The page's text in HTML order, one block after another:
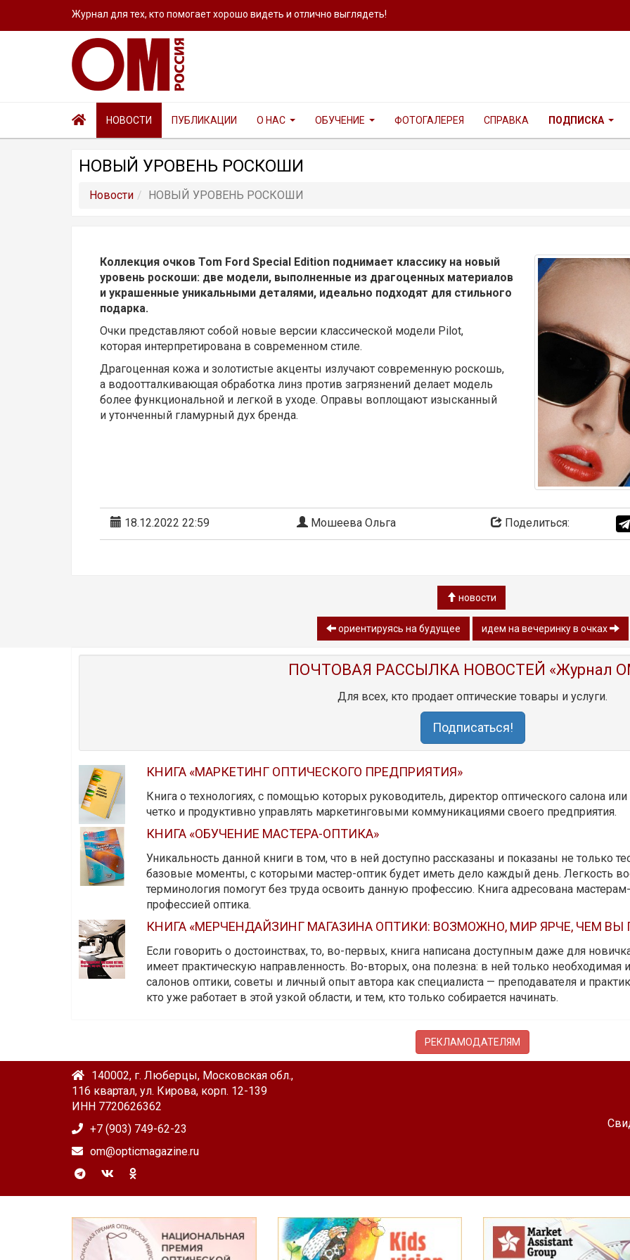
Журнал для тех, кто помогает хорошо видеть и отлично выглядеть!
НОВОСТИ ПУБЛИКАЦИИ О НАС ОБУЧЕНИЕ ФОТОГАЛЕРЕЯ СПРАВКА ПОДПИСКА
НОВЫЙ УРОВЕНЬ РОСКОШИ
Новости НОВЫЙ УРОВЕНЬ РОСКОШИ
Коллекция очков Tom Ford Special Edition поднимает классику на новый
уровень роскоши: две модели, выполненные из драгоценных материалов
и украшенные уникальными деталями, идеально подходят для стильного
подарка.
Очки представляют собой новые версии классической модели Pilot,
которая интерпретирована в современном стиле.
Драгоценная кожа и золотистые акценты излучают современную роскошь,
а водоотталкивающая обработка линз против загрязнений делает модель
более функциональной и легкой в ​​уходе. Оправы воплощают изысканный
и утонченный гламурный дух бренда.
18.12.2022 22:59 Мошеева Ольга Поделиться:
новости
ориентируясь на будущее идем на вечеринку в очках
ПОЧТОВАЯ РАССЫЛКА НОВОСТЕЙ «Журнал
Для всех, кто продает оптические товары и услуги.
Подписаться!
КНИГА «МАРКЕТИНГ ОПТИЧЕСКОГО ПРЕДПРИЯТИЯ»
Книга о технологиях, с помощью которых руководитель, директор оптического салона
четко и продуктивно управлять маркетинговыми коммуникациями своего предприятия.
КНИГА «ОБУЧЕНИЕ МАСТЕРА-ОПТИКА»
Уникальность данной книги в том, что в ней доступно рассказаны и показаны не только
базовые моменты, с которыми мастер-оптик будет иметь дело каждый день. Легкость
терминология помогут без труда освоить данную профессию. Книга адресована
профессией оптика.
КНИГА «МЕРЧЕНДАЙЗИНГ МАГАЗИНА ОПТИКИ: ВОЗМОЖНО, МИР ЯРЧЕ, ЧЕМ ВЫ
Если говорить о достоинствах, то, во-первых, книга написана доступным даже для
имеет практическую направленность. Во-вторых, она полезна: в ней только необходимая
салонов оптики, советы и личный опыт автора как специалиста — преподавателя и
кто уже работает в этой узкой области, и тем, кто только собирается начинать.
РЕКЛАМОДАТЕЛЯМ
140002, г. Люберцы, Московская обл.,
116 квартал, ул. Кирова, корп. 12-139
ИНН 7720626362
+7 (903) 749-62-23
om@opticmagazine.ru